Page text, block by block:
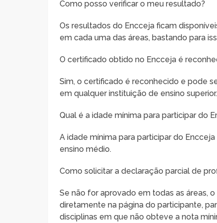
Como posso verificar o meu resultado?
Os resultados do Encceja ficam
em cada uma das áreas, bastando para
O certificado obtido no Encceja é
Sim, o certificado é reconhecido e pode
em qualquer instituição de ensino superior.
Qual é a idade mínima para participar do
A idade mínima para participar do
ensino médio.
Como solicitar a declaração parcial de
Se não for aprovado em todas as áreas,
diretamente na página do participante,
disciplinas em que não obteve a nota